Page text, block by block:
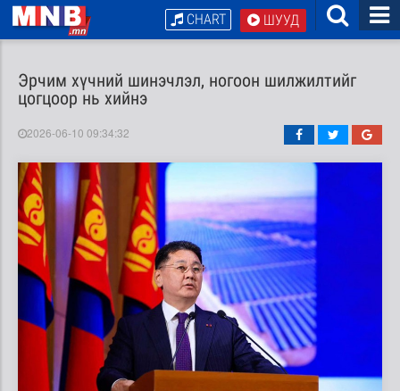
ШУУД
CHART
Эрчим хүчний шинэчлэл, ногоон шилжилтийг
цогцоор нь хийнэ
2026-06-10 09:34:32